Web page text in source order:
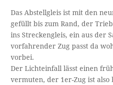
Das Abstellgleis ist mit den
gefüllt bis zum Rand, der
ins Streckengleis, ein aus der
vorfahrender Zug passt da
vorbei.
Der Lichteinfall lässt einen
vermuten, der 1er-Zug ist also